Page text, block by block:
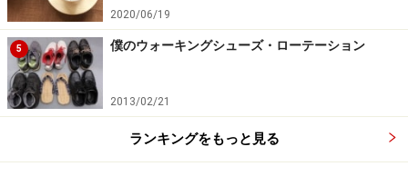
2020/06/19
5 僕のウォーキングシューズ・ローテーション
2013/02/21
ランキングをもっと見る